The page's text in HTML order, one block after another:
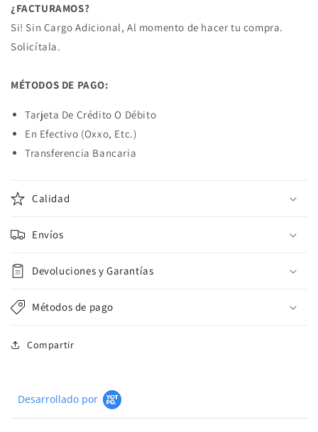
¿FACTURAMOS?
Si! Sin Cargo Adicional, Al momento de hacer tu compra.
Solicítala.
MÉTODOS DE PAGO:
Tarjeta De Crédito O Débito
En Efectivo (Oxxo, Etc.)
Transferencia Bancaria
Calidad
Envíos
Devoluciones y Garantías
Métodos de pago
Compartir
Desarrollado por